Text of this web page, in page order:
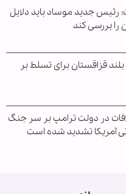
جدید موساد باید دلایل
را بررسی کند
بلند قزاقستان برای تسلط بر
در دولت ترامپ بر سر جنگ
آمریکا تشدید شده است